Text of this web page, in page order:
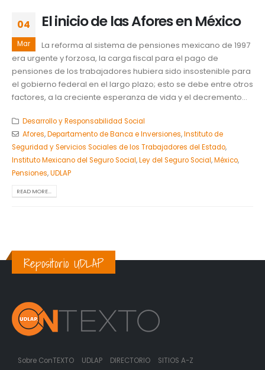
04
Mar
El inicio de las Afores en México
La reforma al sistema de pensiones mexicano de 1997
era urgente y forzosa, la carga fiscal para el pago de
pensiones de los trabajadores hubiera sido insostenible para
el gobierno federal en el largo plazo; esto se debe entre otros
factores, a la creciente esperanza de vida y el decremento...
Desarrollo y Responsabilidad Social
Afores,Departamento de Banca e Inversiones,Instituto de
Seguridad y Servicios Sociales de los Trabajadores del Estado,
Instituto Mexicano del Seguro Social,Ley del Seguro Social,México,
Pensiones,UDLAP
READ MORE...
Repositorio UDLAP
Sobre ConTEXTO UDLAP DIRECTORIO SITIOS A-Z